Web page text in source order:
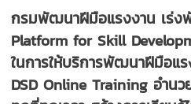
กรมพัฒนาฝีมือแรงงาน เร่ง
Platform for Skill
ในการให้บริการพัฒนาฝีมือแ
DSD Online Training อำนว